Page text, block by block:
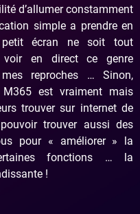
d’allumer constamment
simple a prendre en
petit écran ne soit tout
voir en direct ce genre
reproches … Sinon,
est vraiment mais
trouver sur internet de
trouver aussi des
pour « améliorer » la
fonctions … la
!